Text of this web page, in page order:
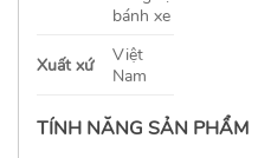
bánh xe
Xuất xứ
Việt
Nam
TÍNH NĂNG SẢN PHẨM